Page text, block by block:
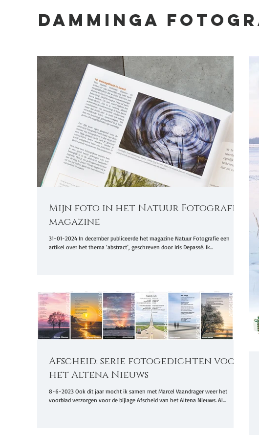
DAMMINGA
Mijn foto in het Natuur Fotografie
magazine
31-01-2024 In december publiceerde het magazine Natuur Fotografie een
artikel over het thema ‘abstract’, geschreven door Iris Depassé. Ik...
Afscheid: serie fotogedichten voor
het Altena Nieuws
8-6-2023 Ook dit jaar mocht ik samen met Marcel Vaandrager weer het
voorblad verzorgen voor de bijlage Afscheid van het Altena Nieuws. Al...